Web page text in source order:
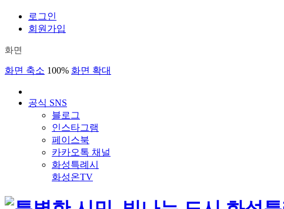
로그인
회원가입
화면
화면 축소 100% 화면 확대
공식 SNS
블로그
인스타그램
페이스북
카카오톡 채널
화성특례시
화성온TV